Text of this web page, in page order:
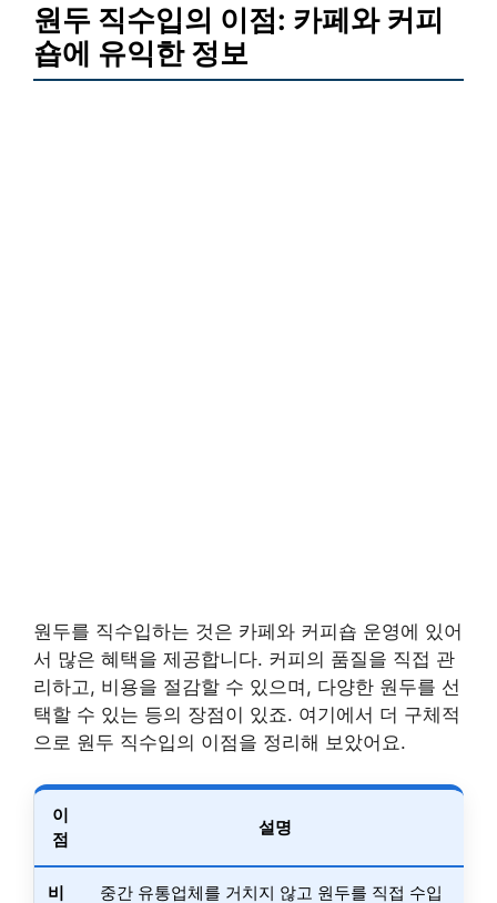
원두 직수입의 이점: 카페와 커피
숍에 유익한 정보
원두를 직수입하는 것은 카페와 커피숍 운영에 있어
서 많은 혜택을 제공합니다. 커피의 품질을 직접 관
리하고, 비용을 절감할 수 있으며, 다양한 원두를 선
택할 수 있는 등의 장점이 있죠. 여기에서 더 구체적
으로 원두 직수입의 이점을 정리해 보았어요.
이
점
설명
비 중간 유통업체를 거치지 않고 원두를 직접 수입